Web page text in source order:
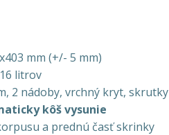
mm (+/- 5 mm)
litrov
2 nádoby, vrchný kryt, skrutky
kôš vysunie
a prednú časť skrinky